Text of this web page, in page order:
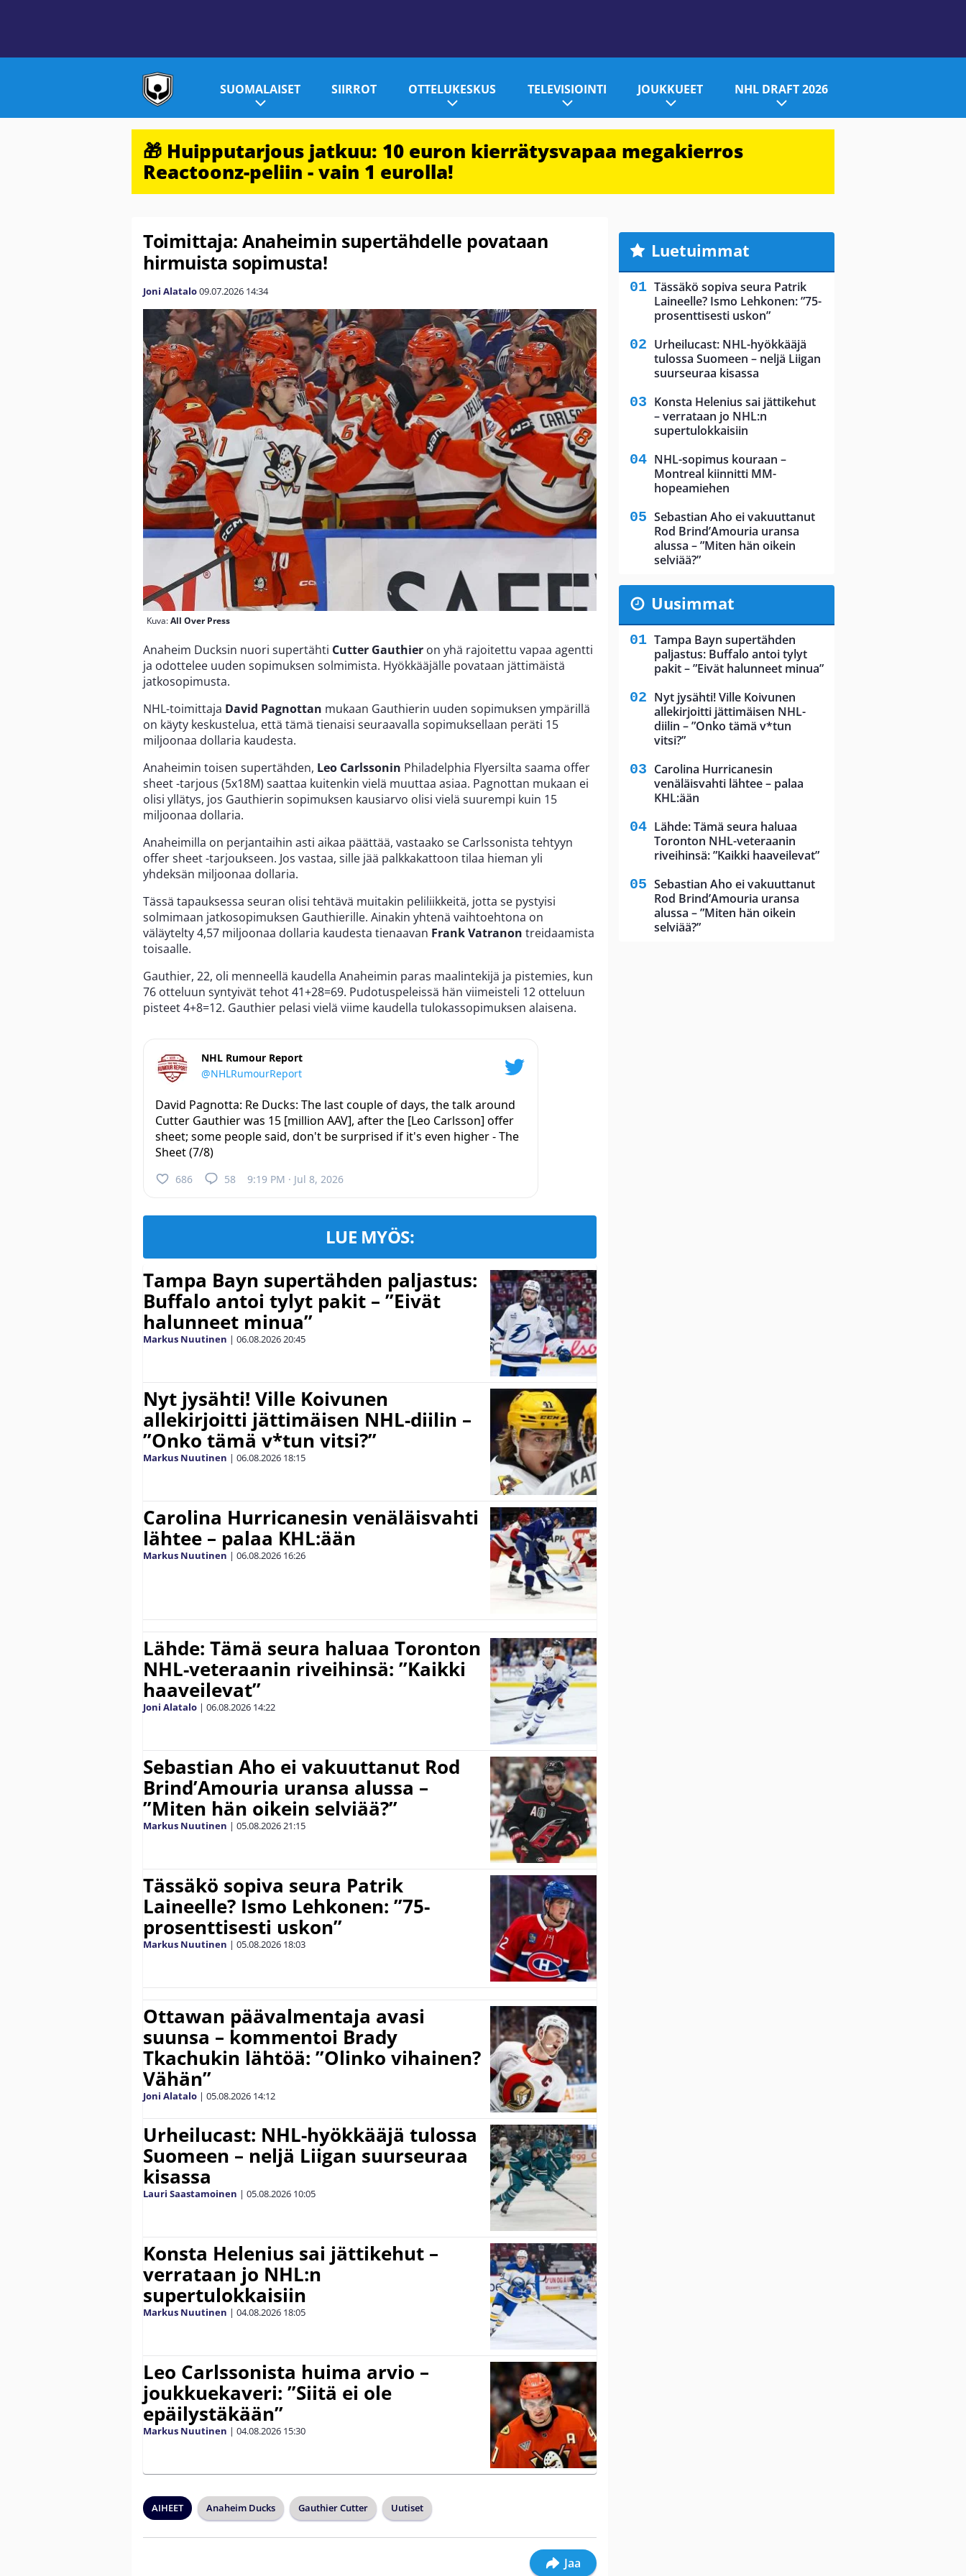
SUOMALAISET SIIRROT OTTELUKESKUS TELEVISIOINTI JOUKKUEET NHL DRAFT 2026
🎁 Huipputarjous jatkuu: 10 euron kierrätysvapaa megakierros
Reactoonz-peliin - vain 1 eurolla!
Toimittaja: Anaheimin supertähdelle povataan
hirmuista sopimusta!
Joni Alatalo09.07.2026 14:34
Kuva:All Over Press
Anaheim Ducksin nuori supertähti Cutter Gauthier on yhä rajoitettu vapaa agentti
ja odottelee uuden sopimuksen solmimista. Hyökkääjälle povataan jättimäistä
jatkosopimusta.
NHL-toimittaja David Pagnottan mukaan Gauthierin uuden sopimuksen ympärillä
on käyty keskustelua, että tämä tienaisi seuraavalla sopimuksellaan peräti 15
miljoonaa dollaria kaudesta.
Anaheimin toisen supertähden, Leo Carlssonin Philadelphia Flyersilta saama offer
sheet -tarjous (5x18M) saattaa kuitenkin vielä muuttaa asiaa. Pagnottan mukaan ei
olisi yllätys, jos Gauthierin sopimuksen kausiarvo olisi vielä suurempi kuin 15
miljoonaa dollaria.
Anaheimilla on perjantaihin asti aikaa päättää, vastaako se Carlssonista tehtyyn
offer sheet -tarjoukseen. Jos vastaa, sille jää palkkakattoon tilaa hieman yli
yhdeksän miljoonaa dollaria.
Tässä tapauksessa seuran olisi tehtävä muitakin peliliikkeitä, jotta se pystyisi
solmimaan jatkosopimuksen Gauthierille. Ainakin yhtenä vaihtoehtona on
väläytelty 4,57 miljoonaa dollaria kaudesta tienaavan Frank Vatranon treidaamista
toisaalle.
Gauthier, 22, oli menneellä kaudella Anaheimin paras maalintekijä ja pistemies, kun
76 otteluun syntyivät tehot 41+28=69. Pudotuspeleissä hän viimeisteli 12 otteluun
pisteet 4+8=12. Gauthier pelasi vielä viime kaudella tulokassopimuksen alaisena.
NHL Rumour Report
@NHLRumourReport
David Pagnotta: Re Ducks: The last couple of days, the talk around
Cutter Gauthier was 15 [million AAV], after the [Leo Carlsson] offer
sheet; some people said, don't be surprised if it's even higher - The
Sheet (7/8)
686 58 9:19 PM · Jul 8, 2026
LUE MYÖS:
Tampa Bayn supertähden paljastus:
Buffalo antoi tylyt pakit – ”Eivät
halunneet minua”
Markus Nuutinen | 06.08.202620:45
Nyt jysähti! Ville Koivunen
allekirjoitti jättimäisen NHL-diilin –
”Onko tämä v*tun vitsi?”
Markus Nuutinen | 06.08.2026 18:15
Carolina Hurricanesin venäläisvahti
lähtee – palaa KHL:ään
Markus Nuutinen | 06.08.2026 16:26
Lähde: Tämä seura haluaa Toronton
NHL-veteraanin riveihinsä: ”Kaikki
haaveilevat”
Joni Alatalo | 06.08.2026 14:22
Sebastian Aho ei vakuuttanut Rod
Brind’Amouria uransa alussa –
”Miten hän oikein selviää?”
Markus Nuutinen | 05.08.202621:15
Tässäkö sopiva seura Patrik
Laineelle? Ismo Lehkonen: ”75-
prosenttisesti uskon”
Markus Nuutinen | 05.08.2026 18:03
Ottawan päävalmentaja avasi
suunsa – kommentoi Brady
Tkachukin lähtöä: ”Olinko vihainen?
Vähän”
Joni Alatalo | 05.08.2026 14:12
Urheilucast: NHL-hyökkääjä tulossa
Suomeen – neljä Liigan suurseuraa
kisassa
Lauri Saastamoinen | 05.08.2026 10:05
Konsta Helenius sai jättikehut –
verrataan jo NHL:n
supertulokkaisiin
Markus Nuutinen | 04.08.2026 18:05
Leo Carlssonista huima arvio –
joukkuekaveri: ”Siitä ei ole
epäilystäkään”
Markus Nuutinen | 04.08.2026 15:30
AIHEET Anaheim Ducks Gauthier Cutter Uutiset
Jaa
Luetuimmat
Tässäkö sopiva seura Patrik
Laineelle? Ismo Lehkonen: ”75-
prosenttisesti uskon”
Urheilucast: NHL-hyökkääjä
tulossa Suomeen – neljä Liigan
suurseuraa kisassa
Konsta Helenius sai jättikehut
– verrataan jo NHL:n
supertulokkaisiin
NHL-sopimus kouraan –
Montreal kiinnitti MM-
hopeamiehen
Sebastian Aho ei vakuuttanut
Rod Brind’Amouria uransa
alussa – ”Miten hän oikein
selviää?”
Uusimmat
Tampa Bayn supertähden
paljastus: Buffalo antoi tylyt
pakit – ”Eivät halunneet minua”
Nyt jysähti! Ville Koivunen
allekirjoitti jättimäisen NHL-
diilin – ”Onko tämä v*tun
vitsi?”
Carolina Hurricanesin
venäläisvahti lähtee – palaa
KHL:ään
Lähde: Tämä seura haluaa
Toronton NHL-veteraanin
riveihinsä: ”Kaikki haaveilevat”
Sebastian Aho ei vakuuttanut
Rod Brind’Amouria uransa
alussa – ”Miten hän oikein
selviää?”